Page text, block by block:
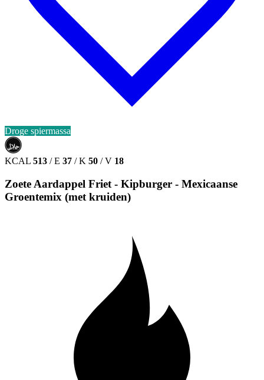
Droge spiermassa
حلال
HALAL
KCAL 513 / E 37 / K 50 / V 18
Zoete Aardappel Friet - Kipburger - Mexicaanse
Groentemix (met kruiden)